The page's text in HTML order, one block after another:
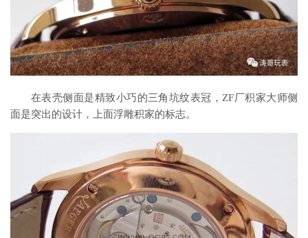
在表壳侧面是精致小巧的三角坑纹表冠，ZF厂积家大师侧
面是突出的设计，上面浮雕积家的标志。